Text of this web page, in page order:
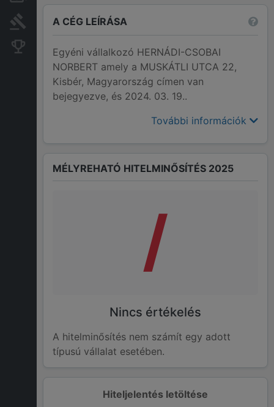
Bírósági eljárások
Konkurens cégek
A CÉG LEÍRÁSA
Egyéni vállalkozó HERNÁDI-CSOBAI
NORBERT amely a MUSKÁTLI UTCA 22,
Kisbér, Magyarország címen van
bejegyezve, és 2024. 03. 19..
További információk
Hiteljelentés letöltése
MÉLYREHATÓ HITELMINŐSÍTÉS 2025
/
Nincs értékelés
A hitelminősítés nem számít egy adott
típusú vállalat esetében.